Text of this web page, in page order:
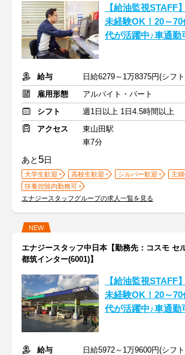
【給油監視STAFF
未経験OK！20～
代が活躍中♪車通
給与
日給6279～1万8375円(シフ
雇用形態
アルバイト・パート
シフト
週1日以上 1日4.5時間以上
アクセス
東山田駅
車7分
あと 5日
大学生歓迎 高校生歓迎 シルバー歓迎
主
扶養控除内勤務可
エナジースタッフグループの求人一覧を見る
NEW
エナジースタッフ中日本【勤務先：コスモ セ
都筑インター(6001)】
【給油監視STAFF
未経験OK！20～
代が活躍中♪車通
給与
日給5972～1万9600円(シフ